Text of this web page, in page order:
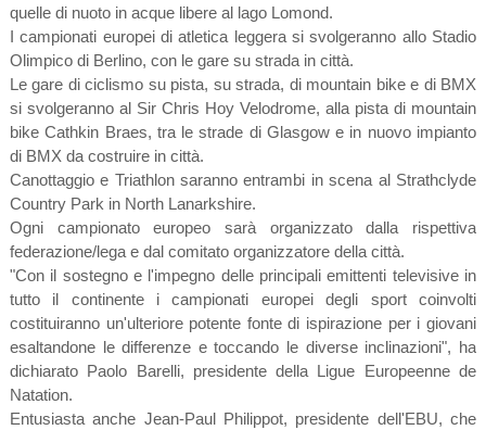
quelle di nuoto in acque libere al lago Lomond.
I campionati europei di atletica leggera si svolgeranno allo Stadio
Olimpico di Berlino, con le gare su strada in città.
Le gare di ciclismo su pista, su strada, di mountain bike e di BMX
si svolgeranno al Sir Chris Hoy Velodrome, alla pista di mountain
bike Cathkin Braes, tra le strade di Glasgow e in nuovo impianto
di BMX da costruire in città.
Canottaggio e Triathlon saranno entrambi in scena al Strathclyde
Country Park in North Lanarkshire.
Ogni campionato europeo sarà organizzato dalla rispettiva
federazione/lega e dal comitato organizzatore della città.
"Con il sostegno e l'impegno delle principali emittenti televisive in
tutto il continente i campionati europei degli sport coinvolti
costituiranno un'ulteriore potente fonte di ispirazione per i giovani
esaltandone le differenze e toccando le diverse inclinazioni", ha
dichiarato Paolo Barelli, presidente della Ligue Europeenne de
Natation.
Entusiasta anche Jean-Paul Philippot, presidente dell'EBU, che